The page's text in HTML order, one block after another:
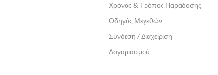
Χρόνος & Τρόπος Παράδοσης
Οδηγός Μεγεθών
Σύνδεση / Διαχείριση
Λογαριασμού